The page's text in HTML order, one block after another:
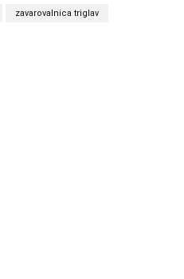
zavarovalnica triglav